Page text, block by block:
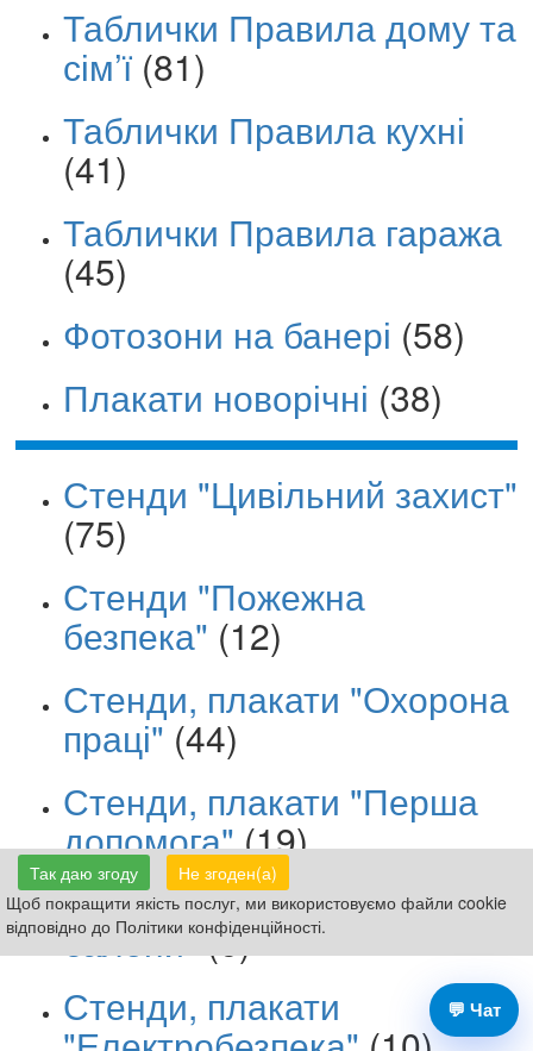
Так даю згоду
Не згоден(а)
Щоб покращити якість послуг, ми використовуємо файли cookie
відповідно до Політики конфіденційності.
Таблички Правила дому та
сім’ї (81)
Таблички Правила кухні
(41)
Таблички Правила гаража
(45)
Фотозони на банері (58)
Плакати новорічні (38)
Стенди "Цивільний захист"
(75)
Стенди "Пожежна
безпека" (12)
Стенди, плакати "Охорона
праці" (44)
Стенди, плакати "Перша
допомога"(19)
Стенди, плакати "Газові
балони"(6)
Стенди, плакати
💬 Чат